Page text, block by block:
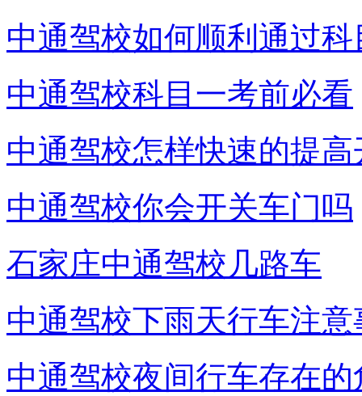
中通驾校如何顺利通过
中通驾校科目一考前必看
中通驾校怎样快速的提
中通驾校你会开关车门吗
石家庄中通驾校几路车
中通驾校下雨天行车注意
中通驾校夜间行车存在的